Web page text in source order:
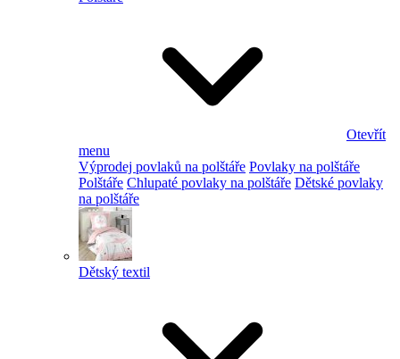
Otevřít
menu
Výprodej povlaků na polštáře Povlaky na polštáře
Polštáře Chlupaté povlaky na polštáře Dětské povlaky
na polštáře
Dětský textil